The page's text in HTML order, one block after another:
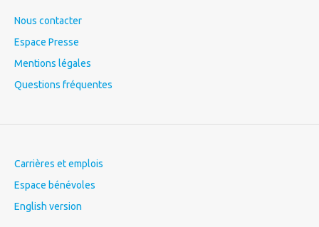
Nous contacter
Espace Presse
Mentions légales
Questions fréquentes
Carrières et emplois
Espace bénévoles
English version